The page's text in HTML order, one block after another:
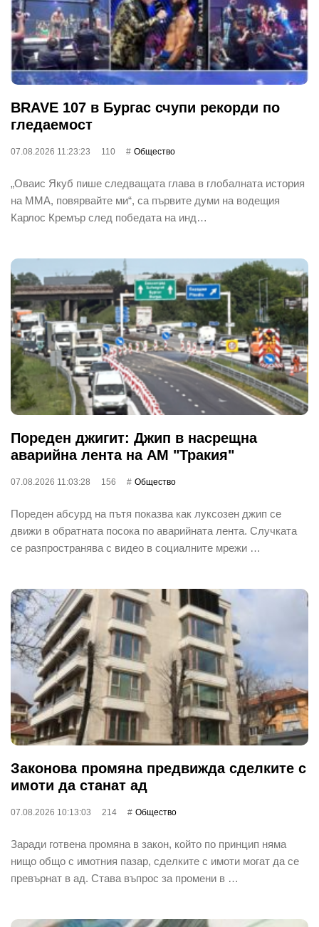
BRAVE 107 в Бургас счупи рекорди по
гледаемост
07.08.2026 11:23:23 110 Общество
„Оваис Якуб пише следващата глава в глобалната история
на ММА, повярвайте ми“, са първите думи на водещия
Карлос Кремър след победата на инд…
Пореден джигит: Джип в насрещна
аварийна лента на АМ "Тракия"
07.08.2026 11:03:28 156 Общество
Пореден абсурд на пътя показва как луксозен джип се
движи в обратната посока по аварийната лента. Случката
се разпространява с видео в социалните мрежи …
Законова промяна предвижда сделките с
имоти да станат ад
07.08.2026 10:13:03 214 Общество
Заради готвена промяна в закон, който по принцип няма
нищо общо с имотния пазар, сделките с имоти могат да се
превърнат в ад. Става въпрос за промени в …